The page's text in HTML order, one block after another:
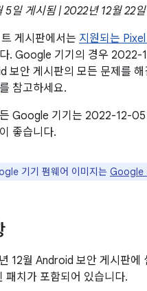
5일 게시됨 | 2022년 12월 22
게시판에서는 지원되는 Pixel
. Google 기기의 경우 2022-
보안 게시판의 모든 문제를
를 참고하세요.
Google 기기는 2022-12-05
좋습니다.
기기 펌웨어 이미지는 Google
12월 Android 보안 게시판에
패치가 포함되어 있습니다.